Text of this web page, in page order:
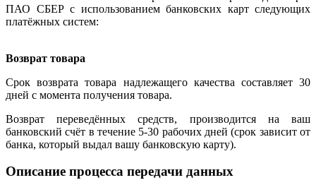
ПАО СБЕР с использованием банковских карт следующих
платёжных систем:
Возврат товара
Срок возврата товара надлежащего качества составляет 30
дней с момента получения товара.
Возврат переведённых средств, производится на ваш
банковский счёт в течение 5-30 рабочих дней (срок зависит от
банка, который выдал вашу банковскую карту).
Описание процесса передачи данных